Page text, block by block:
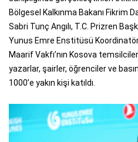
Bölgesel Kalkınma Bakanı Fikrim
Sabri Tunç Angılı, T.C. Prizren
Yunus Emre Enstitüsü
Maarif Vakfı’nın Kosova
yazarlar, şairler, öğrenciler ve
1000’e yakın kişi katıldı.